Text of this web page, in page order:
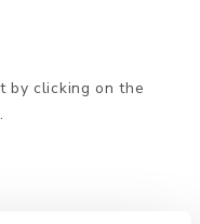
by clicking on the